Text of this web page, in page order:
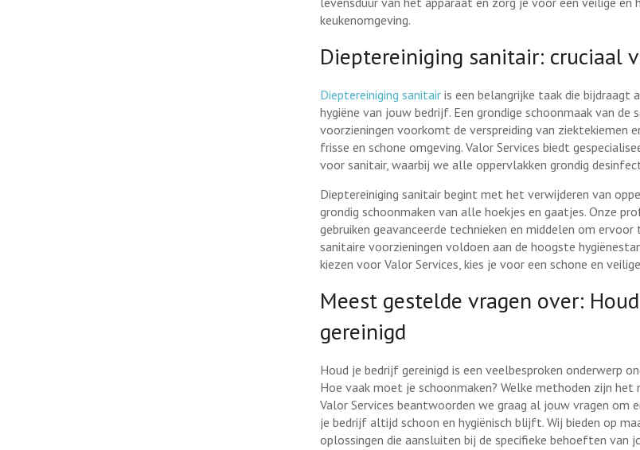
keukenomgeving.
Dieptereiniging sanitair: cruciaal
Dieptereiniging sanitair is een belangrijke taak die bijdraagt
hygiëne van jouw bedrijf. Een grondige schoonmaak van de
voorzieningen voorkomt de verspreiding van ziektekiemen
frisse en schone omgeving. Valor Services biedt
voor sanitair, waarbij we alle oppervlakken grondig
Dieptereiniging sanitair begint met het verwijderen van
grondig schoonmaken van alle hoekjes en gaatjes. Onze
gebruiken geavanceerde technieken en middelen om
sanitaire voorzieningen voldoen aan de hoogste
kiezen voor Valor Services, kies je voor een schone en
Meest gestelde vragen over:
gereinigd
Houd je bedrijf gereinigd is een veelbesproken onderwerp
Hoe vaak moet je schoonmaken? Welke methoden zijn
Valor Services beantwoorden we graag al jouw vragen om
je bedrijf altijd schoon en hygiënisch blijft. Wij bieden op
oplossingen die aansluiten bij de specifieke behoeften van